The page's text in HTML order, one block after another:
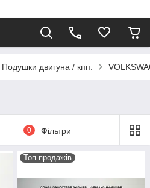
Подушки двигуна / кпп.
0 Фільтри
Топ продажів